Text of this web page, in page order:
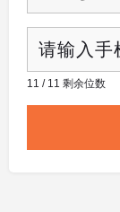
11 / 11 剩余位数